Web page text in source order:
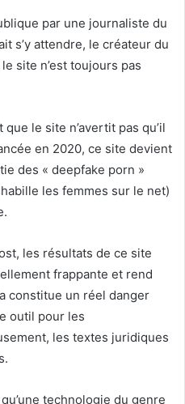
par une journaliste du
s’y attendre, le créateur du
site n’est toujours pas
le site n’avertit pas qu’il
en 2020, ce site devient
des « deepfake porn »
les femmes sur le net)
les résultats de ce site
frappante et rend
constitue un réel danger
outil pour les
les textes juridiques
technologie du genre